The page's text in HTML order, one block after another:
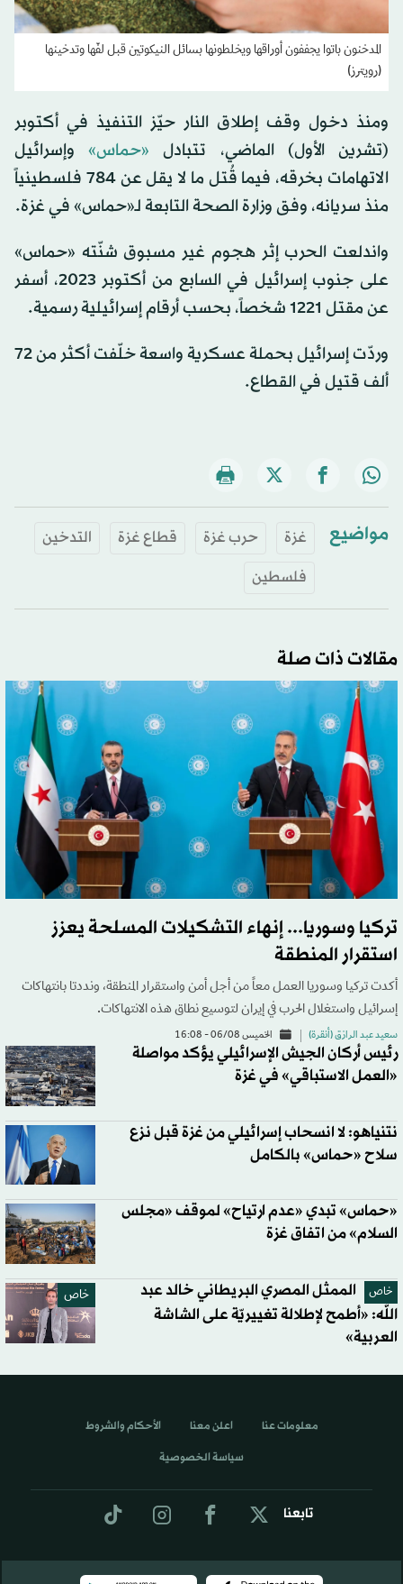
المدخنون باتوا يجففون أوراقها ويخلطونها بسائل النيكوتين قبل لفّها وتدخينها
(رويترز)
ومنذ دخول وقف إطلاق النار حيّز التنفيذ في أكتوبر
(تشرين الأول) الماضي، تتبادل «حماس» وإسرائيل
الاتهامات بخرقه، فيما قُتل ما لا يقل عن 784 فلسطينياً
منذ سريانه، وفق وزارة الصحة التابعة لـ«حماس» في غزة.
واندلعت الحرب إثر هجوم غير مسبوق شنّته «حماس»
على جنوب إسرائيل في السابع من أكتوبر 2023، أسفر
عن مقتل 1221 شخصاً، بحسب أرقام إسرائيلية رسمية.
وردّت إسرائيل بحملة عسكرية واسعة خلّفت أكثر من 72
ألف قتيل في القطاع.
مواضيع غزة حرب غزة قطاع غزة
التدخين
فلسطين
مقالات ذات صلة
تركيا وسوريا... إنهاء التشكيلات المسلحة يعزز
استقرار المنطقة
أكدت تركيا وسوريا العمل معاً من أجل أمن واستقرار المنطقة، ونددتا بانتهاكات
إسرائيل واستغلال الحرب في إيران لتوسيع نطاق هذه الانتهاكات.
سعيد عبد الرازق (أنقرة) الخميس 06/08 - 16:08
رئيس أركان الجيش الإسرائيلي يؤكد مواصلة
«العمل الاستباقي» في غزة
نتنياهو: لا انسحاب إسرائيلي من غزة قبل نزع
سلاح «حماس» بالكامل
«حماس» تبدي «عدم ارتياح» لموقف «مجلس
السلام» من اتفاق غزة
خاص خاص
الممثل المصري البريطاني خالد عبد
الله: «أطمح لإطلالة تغييريّة على الشاشة
العربية»
تابعنا
معلومات عنا اعلن معنا الأحكام والشروط
سياسة الخصوصية